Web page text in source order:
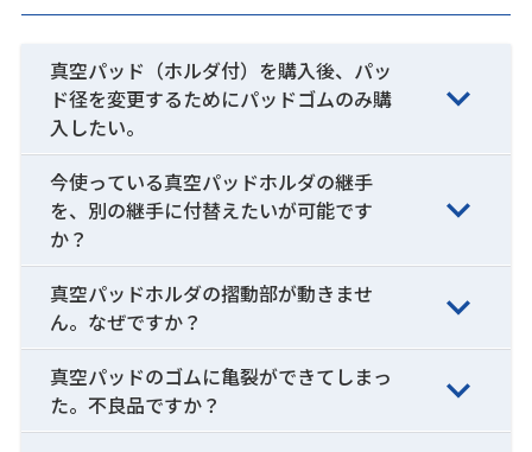
真空パッド（ホルダ付）を購入後、パッ
ド径を変更するためにパッドゴムのみ購
入したい。
今使っている真空パッドホルダの継手
を、別の継手に付替えたいが可能です
か？
真空パッドホルダの摺動部が動きませ
ん。なぜですか？
真空パッドのゴムに亀裂ができてしまっ
た。不良品ですか？